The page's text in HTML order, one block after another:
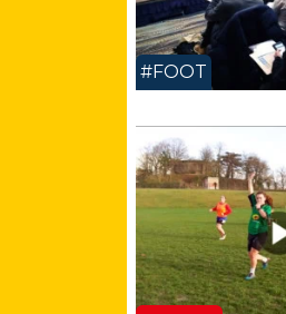
#FOOT